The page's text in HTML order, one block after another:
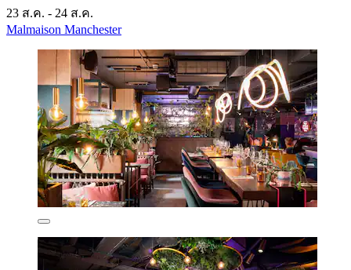
23 ส.ค. - 24 ส.ค.
Malmaison Manchester